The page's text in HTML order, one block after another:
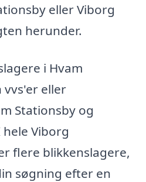
eller Viborg
herunder.
i Hvam
vvs'er eller
Stationsby og
Viborg
flere blikkenslagere,
søgning efter en